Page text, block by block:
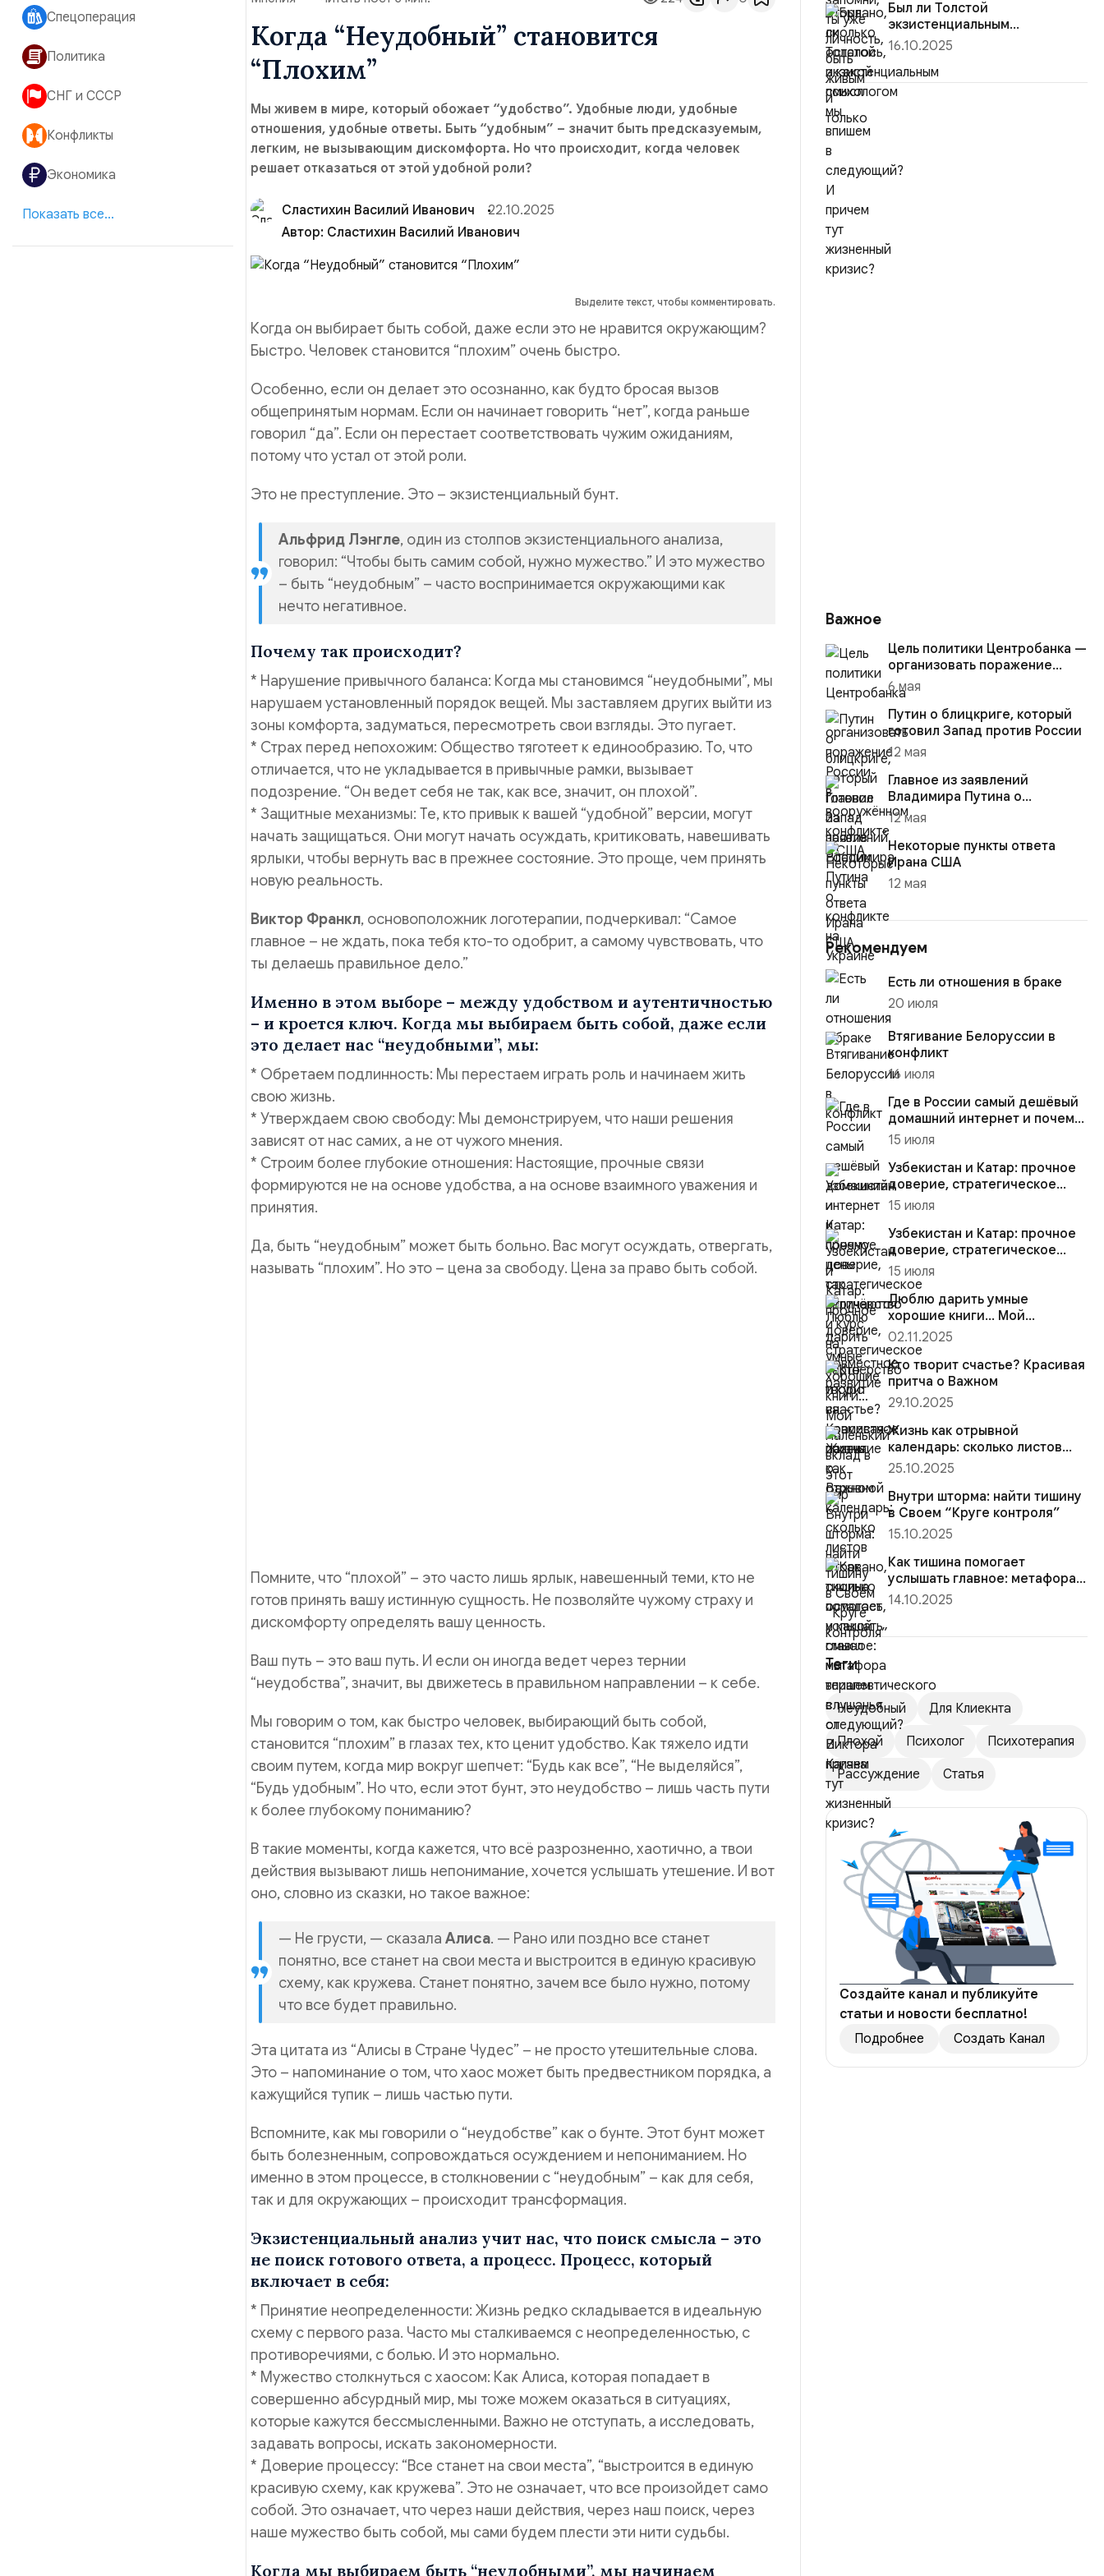
Спецоперация
Политика
СНГ и СССР
Конфликты
Экономика
Показать все...
Когда “Неудобный” становится
“Плохим”
Мы живем в мире, который обожает “удобство”. Удобные люди, удобные
отношения, удобные ответы. Быть “удобным” – значит быть предсказуемым,
легким, не вызывающим дискомфорта. Но что происходит, когда человек
решает отказаться от этой удобной роли?
Сластихин Василий Иванович
22.10.2025
Автор: Сластихин Василий Иванович
Выделите текст, чтобы комментировать.
Когда он выбирает быть собой, даже если это не нравится окружающим?
Быстро. Человек становится “плохим” очень быстро.
Особенно, если он делает это осознанно, как будто бросая вызов
общепринятым нормам. Если он начинает говорить “нет”, когда раньше
говорил “да”. Если он перестает соответствовать чужим ожиданиям,
потому что устал от этой роли.
Это не преступление. Это – экзистенциальный бунт.
Альфрид Лэнгле, один из столпов экзистенциального анализа,
говорил: “Чтобы быть самим собой, нужно мужество.” И это мужество
– быть “неудобным” – часто воспринимается окружающими как
нечто негативное.
Почему так происходит?
* Нарушение привычного баланса: Когда мы становимся “неудобными”, мы
нарушаем установленный порядок вещей. Мы заставляем других выйти из
зоны комфорта, задуматься, пересмотреть свои взгляды. Это пугает.
* Страх перед непохожим: Общество тяготеет к единообразию. То, что
отличается, что не укладывается в привычные рамки, вызывает
подозрение. “Он ведет себя не так, как все, значит, он плохой”.
* Защитные механизмы: Те, кто привык к вашей “удобной” версии, могут
начать защищаться. Они могут начать осуждать, критиковать, навешивать
ярлыки, чтобы вернуть вас в прежнее состояние. Это проще, чем принять
новую реальность.
Виктор Франкл, основоположник логотерапии, подчеркивал: “Самое
главное – не ждать, пока тебя кто-то одобрит, а самому чувствовать, что
ты делаешь правильное дело.”
Именно в этом выборе – между удобством и аутентичностью
– и кроется ключ. Когда мы выбираем быть собой, даже если
это делает нас “неудобными”, мы:
* Обретаем подлинность: Мы перестаем играть роль и начинаем жить
свою жизнь.
* Утверждаем свою свободу: Мы демонстрируем, что наши решения
зависят от нас самих, а не от чужого мнения.
* Строим более глубокие отношения: Настоящие, прочные связи
формируются не на основе удобства, а на основе взаимного уважения и
принятия.
Да, быть “неудобным” может быть больно. Вас могут осуждать, отвергать,
называть “плохим”. Но это – цена за свободу. Цена за право быть собой.
Помните, что “плохой” – это часто лишь ярлык, навешенный теми, кто не
готов принять вашу истинную сущность. Не позволяйте чужому страху и
дискомфорту определять вашу ценность.
Ваш путь – это ваш путь. И если он иногда ведет через тернии
“неудобства”, значит, вы движетесь в правильном направлении – к себе.
Мы говорим о том, как быстро человек, выбирающий быть собой,
становится “плохим” в глазах тех, кто ценит удобство. Как тяжело идти
своим путем, когда мир вокруг шепчет: “Будь как все”, “Не выделяйся”,
“Будь удобным”. Но что, если этот бунт, это неудобство – лишь часть пути
к более глубокому пониманию?
В такие моменты, когда кажется, что всё разрозненно, хаотично, а твои
действия вызывают лишь непонимание, хочется услышать утешение. И вот
оно, словно из сказки, но такое важное:
— Не грусти, — сказала Алиса. — Рано или поздно все станет
понятно, все станет на свои места и выстроится в единую красивую
схему, как кружева. Станет понятно, зачем все было нужно, потому
что все будет правильно.
Эта цитата из “Алисы в Стране Чудес” – не просто утешительные слова.
Это – напоминание о том, что хаос может быть предвестником порядка, а
кажущийся тупик – лишь частью пути.
Вспомните, как мы говорили о “неудобстве” как о бунте. Этот бунт может
быть болезненным, сопровождаться осуждением и непониманием. Но
именно в этом процессе, в столкновении с “неудобным” – как для себя,
так и для окружающих – происходит трансформация.
Экзистенциальный анализ учит нас, что поиск смысла – это
не поиск готового ответа, а процесс. Процесс, который
включает в себя:
* Принятие неопределенности: Жизнь редко складывается в идеальную
схему с первого раза. Часто мы сталкиваемся с неопределенностью, с
противоречиями, с болью. И это нормально.
* Мужество столкнуться с хаосом: Как Алиса, которая попадает в
совершенно абсурдный мир, мы тоже можем оказаться в ситуациях,
которые кажутся бессмысленными. Важно не отступать, а исследовать,
задавать вопросы, искать закономерности.
* Доверие процессу: “Все станет на свои места”, “выстроится в единую
красивую схему, как кружева”. Это не означает, что все произойдет само
собой. Это означает, что через наши действия, через наш поиск, через
наше мужество быть собой, мы сами будем плести эти нити судьбы.
Когда мы выбираем быть “неудобными”, мы начинаем
Был ли Толстой
экзистенциальным
психологом
16.10.2025
Важное
Цель политики Центробанка —
организовать поражение
России в вооружённом
конфликте с США
6 мая
Путин о блицкриге, который
готовил Запад против России
12 мая
Главное из заявлений
Владимира Путина о
конфликте на Украине
12 мая
Некоторые пункты ответа
Ирана США
12 мая
Рекомендуем
Есть ли отношения в браке
20 июля
Втягивание Белоруссии в
конфликт
16 июля
Где в России самый дешёвый
домашний интернет и почему
цены так отличаются
15 июля
Узбекистан и Катар: прочное
доверие, стратегическое
партнёрство и курс на со...
15 июля
Узбекистан и Катар: прочное
доверие, стратегическое
партнёрство и курс на со...
15 июля
Люблю дарить умные
хорошие книги… Мой
маленький вклад в этот мир
02.11.2025
Кто творит счастье? Красивая
притча о Важном
29.10.2025
Жизнь как отрывной
календарь: сколько листов
оторвано, сколько осталось, и
25.10.2025
Внутри шторма: найти тишину
в Своем “Круге контроля”
15.10.2025
Как тишина помогает
услышать главное: метафора
терапевтического слушанья
14.10.2025
Теги
Неудобный
Для Клиекнта
Плохой
Психолог
Психотерапия
Рассуждение
Статья
Создайте канал и публикуйте
статьи и новости бесплатно!
Подробнее
Создать Канал